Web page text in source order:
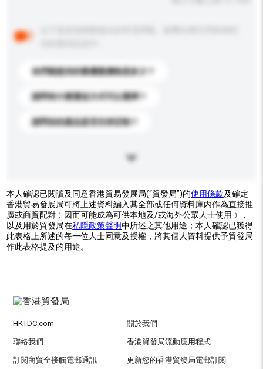
你們能提供的最優惠價格是多少？
請問有什麼運送方式可以選擇？
請問你的產品是否支持定制？
本人確認已閱讀及同意香港貿易發展局(“貿發局”)的使用條款及確定
香港貿易發展局可將上述資料編入其全部或任何資料庫內作為直接推
廣或商貿配對﹝因而可能成為可供本地及/或海外公眾人士使用﹞，
以及用於貿發局在私隱政策聲明中所述之其他用途；本人確認已獲得
此表格上所述的每一位人士同意及授權，將其個人資料提供予貿發局
作此表格提及的用途。
HKTDC.com 關於我們
聯絡我們 香港貿發局流動應用程式
訂閱商貿全接觸電郵通訊 更新您的香港貿發局電郵訂閱